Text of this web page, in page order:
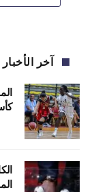
آخر الأخبار